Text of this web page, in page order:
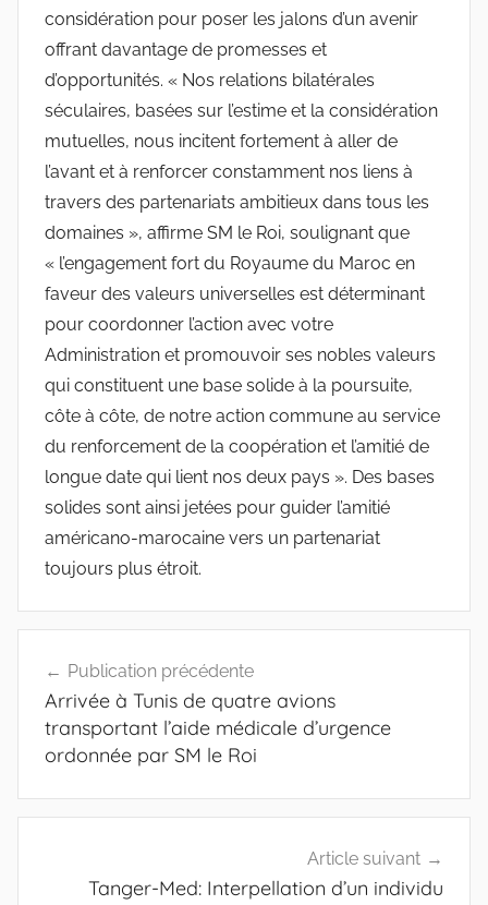
considération pour poser les jalons d’un avenir
offrant davantage de promesses et
d’opportunités. « Nos relations bilatérales
séculaires, basées sur l’estime et la considération
mutuelles, nous incitent fortement à aller de
l’avant et à renforcer constamment nos liens à
travers des partenariats ambitieux dans tous les
domaines », affirme SM le Roi, soulignant que
« l’engagement fort du Royaume du Maroc en
faveur des valeurs universelles est déterminant
pour coordonner l’action avec votre
Administration et promouvoir ses nobles valeurs
qui constituent une base solide à la poursuite,
côte à côte, de notre action commune au service
du renforcement de la coopération et l’amitié de
longue date qui lient nos deux pays ». Des bases
solides sont ainsi jetées pour guider l’amitié
américano-marocaine vers un partenariat
toujours plus étroit.
de
l’article
Publication précédente
Arrivée à Tunis de quatre avions
transportant l’aide médicale d’urgence
ordonnée par SM le Roi
Article suivant
Tanger-Med: Interpellation d’un individu